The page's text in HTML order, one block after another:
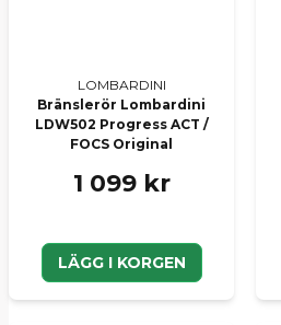
LOMBARDINI
Bränslerör Lombardini
LDW502 Progress ACT /
FOCS Original
1 099 kr
LÄGG I KORGEN